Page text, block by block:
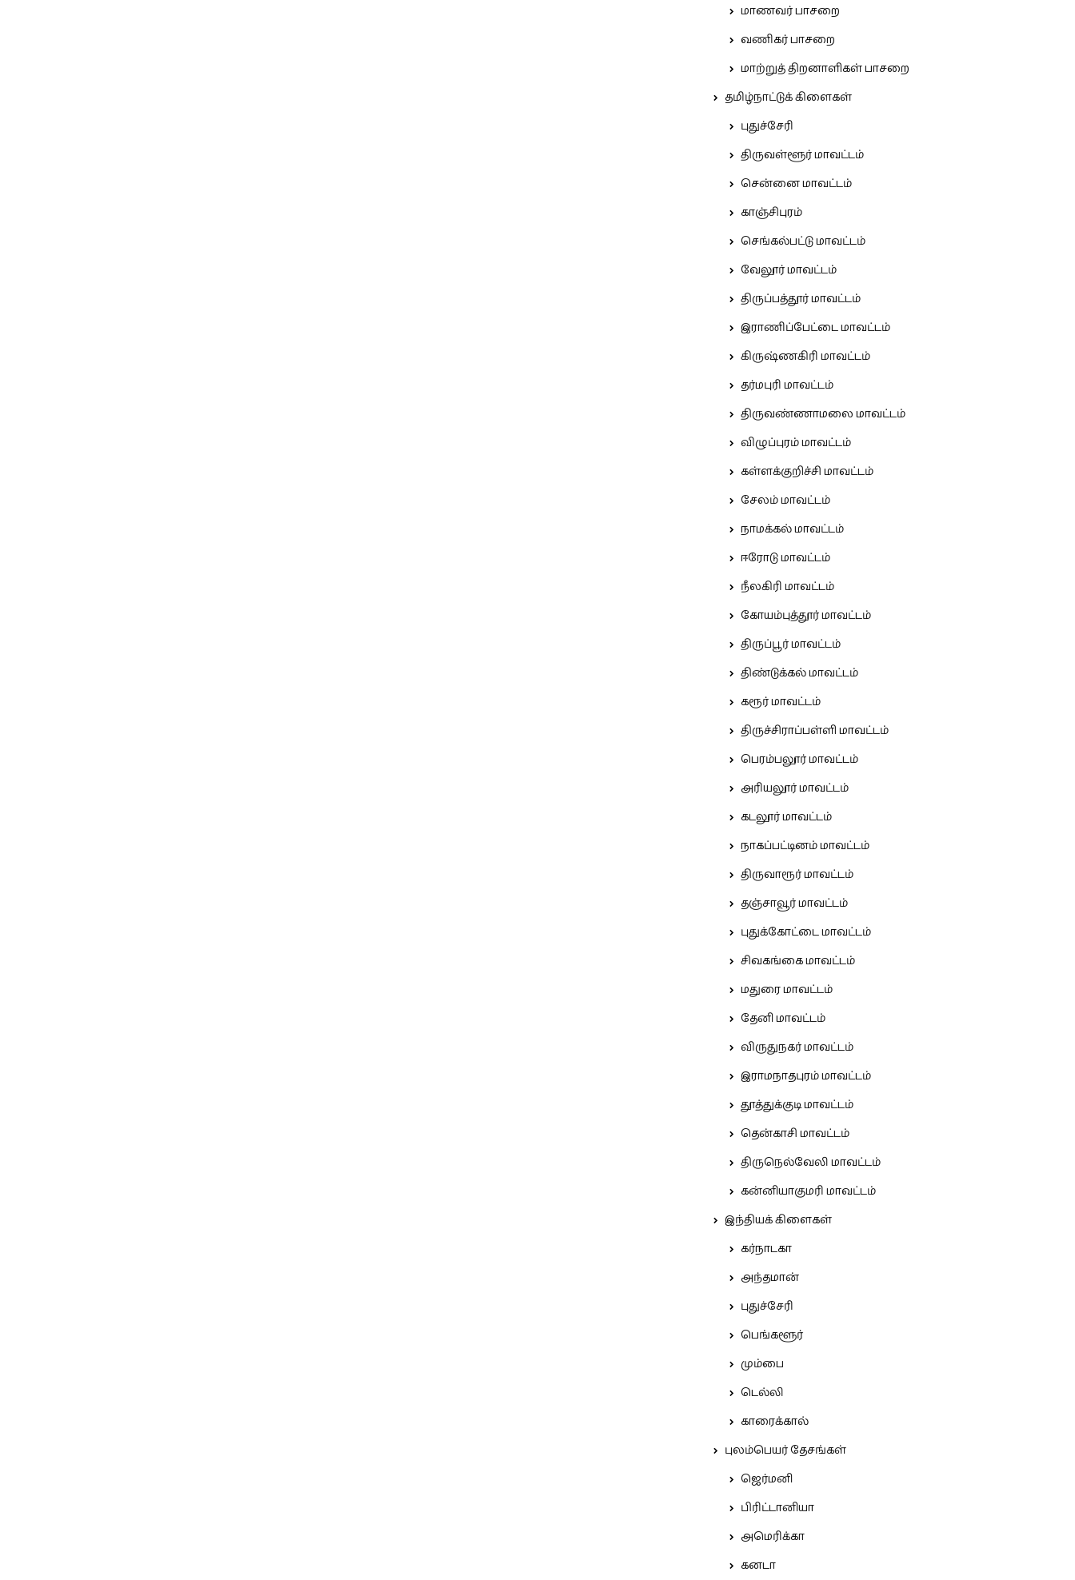
மாணவர் பாசறை
வணிகர் பாசறை
மாற்றுத் திறனாளிகள் பாசறை
தமிழ்நாட்டுக் கிளைகள்
புதுச்சேரி
திருவள்ளூர் மாவட்டம்
சென்னை மாவட்டம்
காஞ்சிபுரம்
செங்கல்பட்டு மாவட்டம்
வேலூர் மாவட்டம்
திருப்பத்தூர் மாவட்டம்
இராணிப்பேட்டை மாவட்டம்
கிருஷ்ணகிரி மாவட்டம்
தர்மபுரி மாவட்டம்
திருவண்ணாமலை மாவட்டம்
விழுப்புரம் மாவட்டம்
கள்ளக்குறிச்சி மாவட்டம்
சேலம் மாவட்டம்
நாமக்கல் மாவட்டம்
ஈரோடு மாவட்டம்
நீலகிரி மாவட்டம்
கோயம்புத்தூர் மாவட்டம்
திருப்பூர் மாவட்டம்
திண்டுக்கல் மாவட்டம்
கரூர் மாவட்டம்
திருச்சிராப்பள்ளி மாவட்டம்
பெரம்பலூர் மாவட்டம்
அரியலூர் மாவட்டம்
கடலூர் மாவட்டம்
நாகப்பட்டினம் மாவட்டம்
திருவாரூர் மாவட்டம்
தஞ்சாவூர் மாவட்டம்
புதுக்கோட்டை மாவட்டம்
சிவகங்கை மாவட்டம்
மதுரை மாவட்டம்
தேனி மாவட்டம்
விருதுநகர் மாவட்டம்
இராமநாதபுரம் மாவட்டம்
தூத்துக்குடி மாவட்டம்
தென்காசி மாவட்டம்
திருநெல்வேலி மாவட்டம்
கன்னியாகுமரி மாவட்டம்
இந்தியக் கிளைகள்
கர்நாடகா
அந்தமான்
புதுச்சேரி
பெங்களூர்
மும்பை
டெல்லி
காரைக்கால்
புலம்பெயர் தேசங்கள்
ஜெர்மனி
பிரிட்டானியா
அமெரிக்கா
கனடா